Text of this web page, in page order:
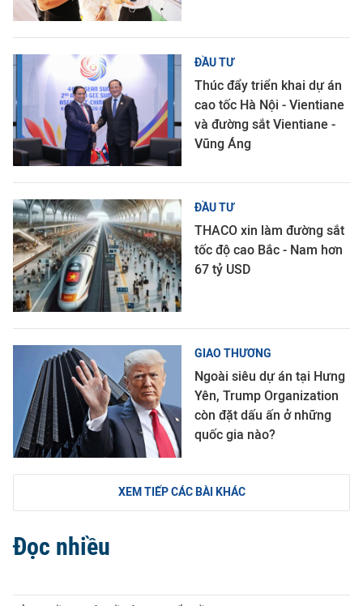
ĐẦU TƯ
Thúc đẩy triển khai dự án
cao tốc Hà Nội - Vientiane
và đường sắt Vientiane -
Vũng Áng
ĐẦU TƯ
THACO xin làm đường sắt
tốc độ cao Bắc - Nam hơn
67 tỷ USD
GIAO THƯƠNG
Ngoài siêu dự án tại Hưng
Yên, Trump Organization
còn đặt dấu ấn ở những
quốc gia nào?
XEM TIẾP CÁC BÀI KHÁC
Đọc nhiều